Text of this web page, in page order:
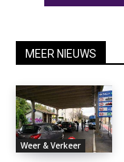
MEER NIEUWS
Weer & Verkeer